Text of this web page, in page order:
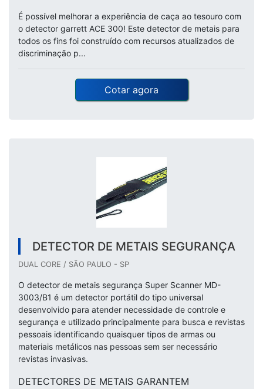
É possível melhorar a experiência de caça ao tesouro com
o detector garrett ACE 300! Este detector de metais para
todos os fins foi construído com recursos atualizados de
discriminação p...
Cotar agora
DETECTOR DE METAIS SEGURANÇA
DUAL CORE / SÃO PAULO - SP
O detector de metais segurança Super Scanner MD-
3003/B1 é um detector portátil do tipo universal
desenvolvido para atender necessidade de controle e
segurança e utilizado principalmente para busca e revistas
pessoais identificando quaisquer tipos de armas ou
materiais metálicos nas pessoas sem ser necessário
revistas invasivas.
DETECTORES DE METAIS GARANTEM